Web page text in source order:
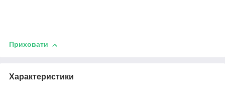
Приховати
Характеристики